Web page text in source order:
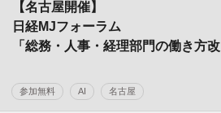
【名古屋開催】
日経MJフォーラム
「総務・人事・経理部門の働き方改
～ポストコロナ時代の経営戦略～
参加無料 AI 名古屋